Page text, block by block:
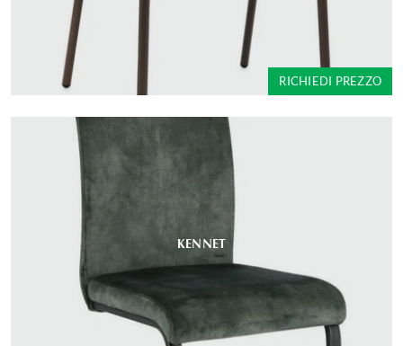
RICHIEDI PREZZO
KENNET